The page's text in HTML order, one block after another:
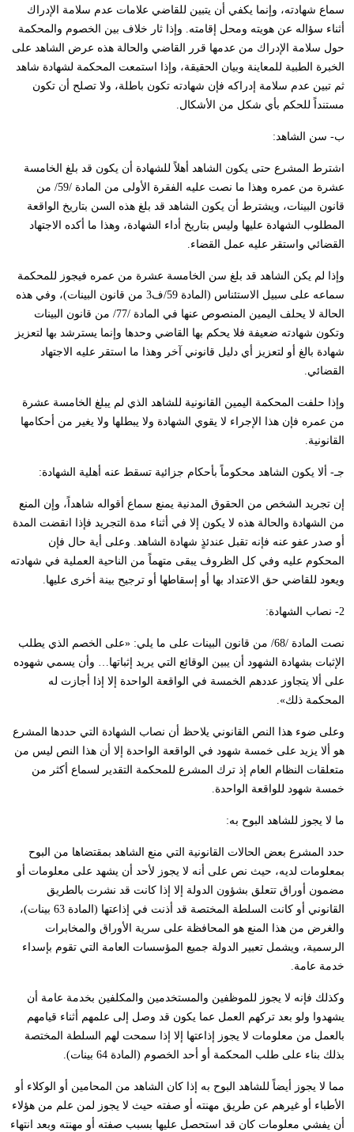
سماع شهادته، وإنما يكفي أن يتبين للقاضي علامات عدم سلامة الإدراك
أثناء سؤاله عن هويته ومحل إقامته. وإذا ثار خلاف بين الخصوم والمحكمة
حول سلامة الإدراك من عدمها قرر القاضي والحالة هذه عرض الشاهد على
الخبرة الطبية للمعاينة وبيان الحقيقة، وإذا استمعت المحكمة لشهادة شاهد
ثم تبين عدم سلامة إدراكه فإن شهادته تكون باطلة، ولا تصلح أن تكون
مستنداً للحكم بأي شكل من الأشكال.
ب- سن الشاهد:
اشترط المشرع حتى يكون الشاهد أهلاً للشهادة أن يكون قد بلغ الخامسة
عشرة من عمره وهذا ما نصت عليه الفقرة الأولى من المادة /59/ من
قانون البينات، ويشترط أن يكون الشاهد قد بلغ هذه السن بتاريخ الواقعة
المطلوب الشهادة عليها وليس بتاريخ أداء الشهادة، وهذا ما أكده الاجتهاد
القضائي واستقر عليه عمل القضاء.
وإذا لم يكن الشاهد قد بلغ سن الخامسة عشرة من عمره فيجوز للمحكمة
سماعه على سبيل الاستئناس (المادة 59/ف3 من قانون البينات)، وفي هذه
الحالة لا يحلف اليمين المنصوص عنها في المادة /77/ من قانون البينات
وتكون شهادته ضعيفة فلا يحكم بها القاضي وحدها وإنما يسترشد بها لتعزيز
شهادة بالغ أو لتعزيز أي دليل قانوني آخر وهذا ما استقر عليه الاجتهاد
القضائي.
وإذا حلفت المحكمة اليمين القانونية للشاهد الذي لم يبلغ الخامسة عشرة
من عمره فإن هذا الإجراء لا يقوي الشهادة ولا يبطلها ولا يغير من أحكامها
القانونية.
جـ- ألا يكون الشاهد محكوماً بأحكام جزائية تسقط عنه أهلية الشهادة:
إن تجريد الشخص من الحقوق المدنية يمنع سماع أقواله شاهداً، وإن المنع
من الشهادة والحالة هذه لا يكون إلا في أثناء مدة التجريد فإذا انقضت المدة
أو صدر عفو عنه فإنه تقبل عندئذٍ شهادة الشاهد. وعلى أية حال فإن
المحكوم عليه وفي كل الظروف يبقى متهماً من الناحية العملية في شهادته
ويعود للقاضي حق الاعتداد بها أو إسقاطها أو ترجيح بينة أخرى عليها.
2- نصاب الشهادة:
نصت المادة /68/ من قانون البينات على ما يلي: «على الخصم الذي يطلب
الإثبات بشهادة الشهود أن يبين الوقائع التي يريد إثباتها… وأن يسمي شهوده
على ألا يتجاوز عددهم الخمسة في الواقعة الواحدة إلا إذا أجازت له
المحكمة ذلك».
وعلى ضوء هذا النص القانوني يلاحظ أن نصاب الشهادة التي حددها المشرع
هو ألا يزيد على خمسة شهود في الواقعة الواحدة إلا أن هذا النص ليس من
متعلقات النظام العام إذ ترك المشرع للمحكمة التقدير لسماع أكثر من
خمسة شهود للواقعة الواحدة.
ما لا يجوز للشاهد البوح به:
حدد المشرع بعض الحالات القانونية التي منع الشاهد بمقتضاها من البوح
بمعلومات لديه، حيث نص على أنه لا يجوز لأحد أن يشهد على معلومات أو
مضمون أوراق تتعلق بشؤون الدولة إلا إذا كانت قد نشرت بالطريق
القانوني أو كانت السلطة المختصة قد أذنت في إذاعتها (المادة 63 بينات)،
والغرض من هذا المنع هو المحافظة على سرية الأوراق والمخابرات
الرسمية، ويشمل تعبير الدولة جميع المؤسسات العامة التي تقوم بإسداء
خدمة عامة.
وكذلك فإنه لا يجوز للموظفين والمستخدمين والمكلفين بخدمة عامة أن
يشهدوا ولو بعد تركهم العمل عما يكون قد وصل إلى علمهم أثناء قيامهم
بالعمل من معلومات لا يجوز إذاعتها إلا إذا سمحت لهم السلطة المختصة
بذلك بناء على طلب المحكمة أو أحد الخصوم (المادة 64 بينات).
مما لا يجوز أيضاً للشاهد البوح به إذا كان الشاهد من المحامين أو الوكلاء أو
الأطباء أو غيرهم عن طريق مهنته أو صفته حيث لا يجوز لمن علم من هؤلاء
أن يفشي معلومات كان قد استحصل عليها بسبب صفته أو مهنته وبعد انتهاء